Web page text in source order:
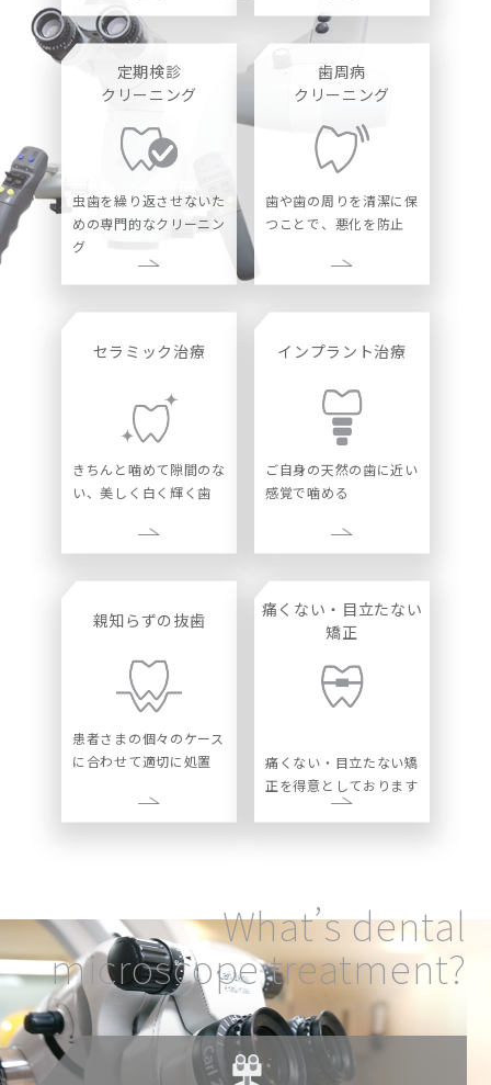
定期検診
クリーニング
虫歯を繰り返させないた
めの専門的なクリーニン
グ
歯周病
クリーニング
歯や歯の周りを清潔に保
つことで、悪化を防止
セラミック治療
きちんと噛めて隙間のな
い、美しく白く輝く歯
インプラント治療
ご自身の天然の歯に近い
感覚で噛める
親知らずの抜歯
患者さまの個々のケース
に合わせて適切に処置
痛くない・目立たない
矯正
痛くない・目立たない矯
正を得意としております
What’s dental
microscope treatment?